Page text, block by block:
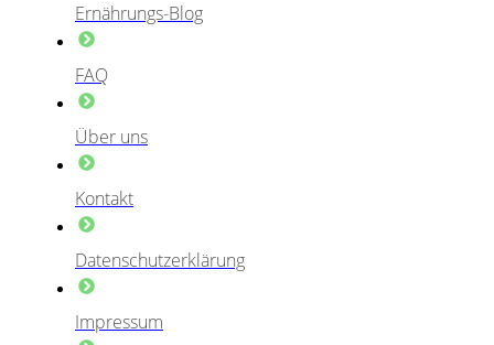
Ernährungs-Blog
FAQ
Über uns
Kontakt
Datenschutzerklärung
Impressum